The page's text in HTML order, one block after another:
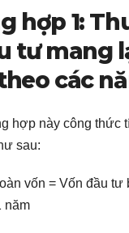
hợp 1:
tư mang
các
hợp này công thức
sau:
vốn = Vốn đầu tư
năm